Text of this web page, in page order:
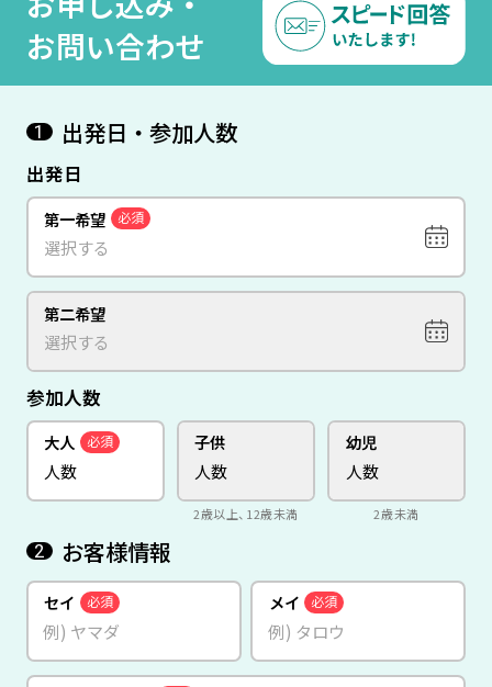
お問い合わせ
1 出発日・参加人数
出発日
第一希望 必須
第二希望
参加人数
大人 必須 子供
2歳以上、12歳未満
幼児
2歳未満
2 お客様情報
セイ 必須 メイ 必須